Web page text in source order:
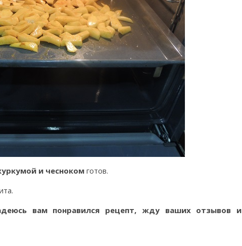
и чесноком готов.
вам понравился рецепт, жду ваших отзывов и